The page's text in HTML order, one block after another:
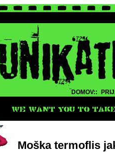
DOMOV::
WE WANT YOU TO
Moška termoflis